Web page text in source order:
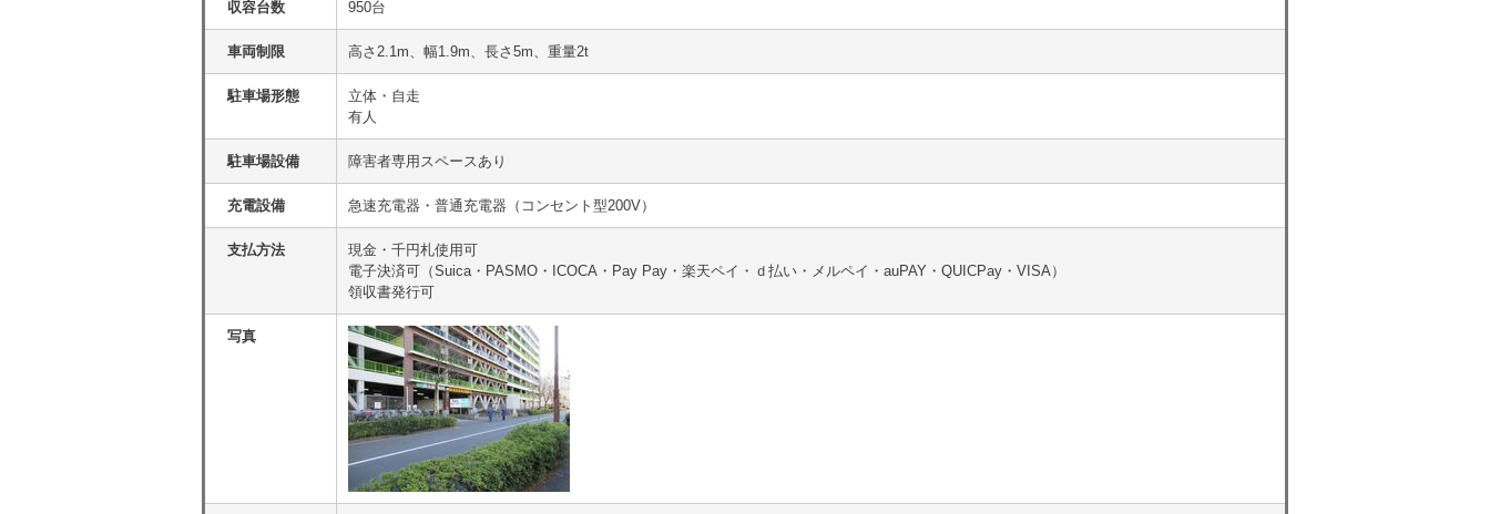
収容台数 950台
車両制限 高さ2.1m、幅1.9m、長さ5m、重量2t
駐車場形態
立体・自走
有人
駐車場設備 障害者専用スペースあり
充電設備 急速充電器・普通充電器（コンセント型200V）
支払方法
現金・千円札使用可
電子決済可（Suica・PASMO・ICOCA・Pay Pay・楽天ペイ・ｄ払い・メルペイ・auPAY・QUICPay・VISA）
領収書発行可
写真